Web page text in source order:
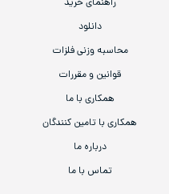
راهنمای خرید
دانلود
محاسبه وزنی فلزات
قوانین و مقررات
همکاری با ما
همکاری با تامین کنندگان
درباره ما
تماس با ما